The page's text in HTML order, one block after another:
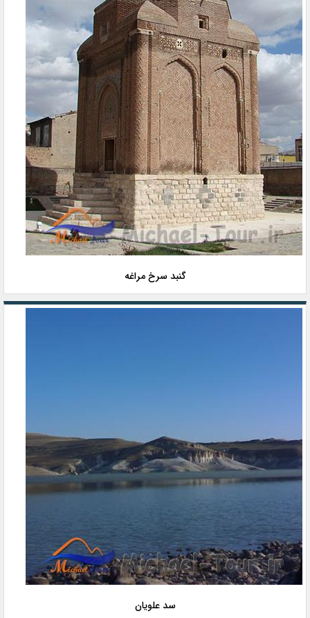
گنبد سرخ مراغه
سد علویان